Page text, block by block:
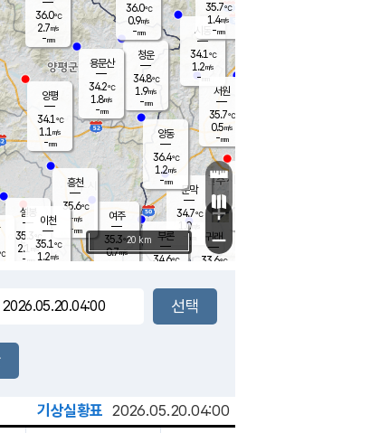
문막
34.7℃
1.0m/s
mm
부론
34.6℃
청운
34.8℃
1.9m/s
-mm
36.0℃
0.9m/s
-mm
여주
35.3℃
0.7m/s
양동
36.4℃
1.2m/s
-mm
장호원
36.0℃
2.7m/s
-mm
흥천
35.6℃
-m/s
-mm
설봉
35.3
2.1 m/s
- mm
시동
34.1℃
1.2m/s
- mm
귀래
33.6℃
서원
35.7℃
0.5m/s
-mm
용문산
34.2℃
1.8m/s
-mm
35.7℃
1.4m/s
-mm
이천
35.1℃
1.2m/s
양평
34.1℃
1.1 m/s
-mm
+
−
20 km
기상실황표 2026.05.20.04:00